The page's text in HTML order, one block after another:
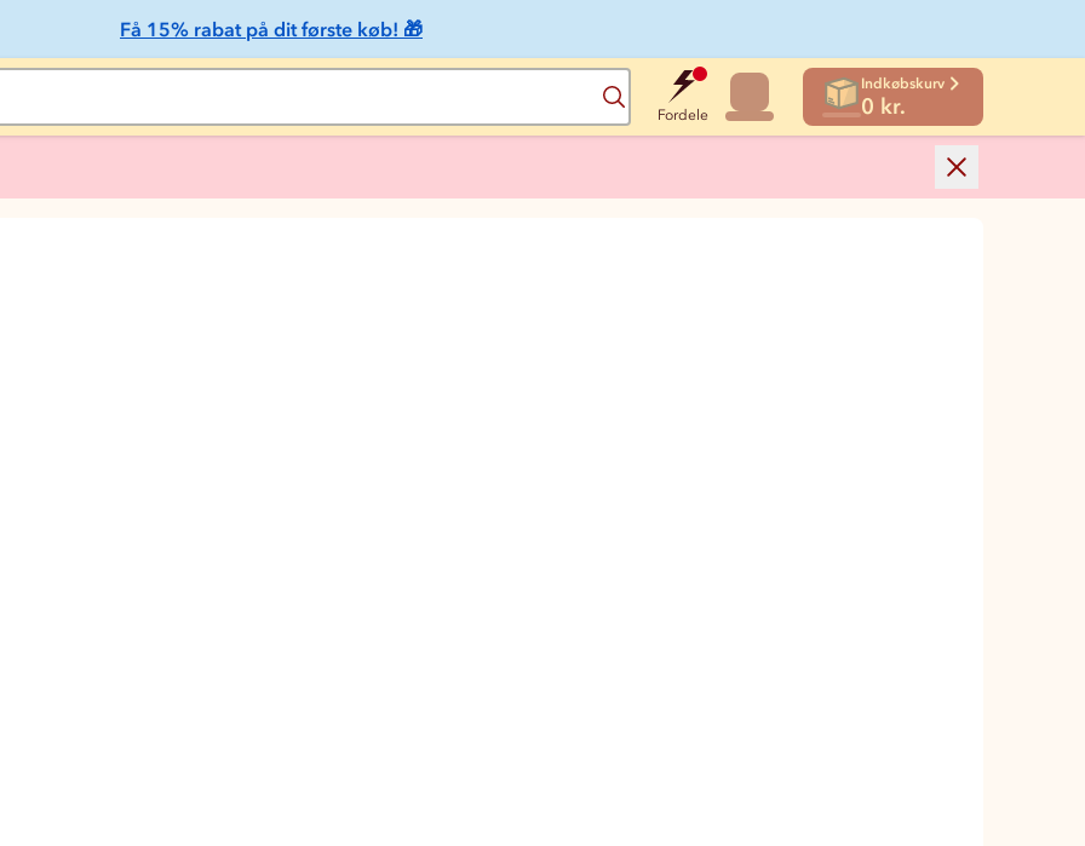
Få 15% rabat på dit første køb! 🎁
Søg
Fordele
Indkøbskurv
0 kr.